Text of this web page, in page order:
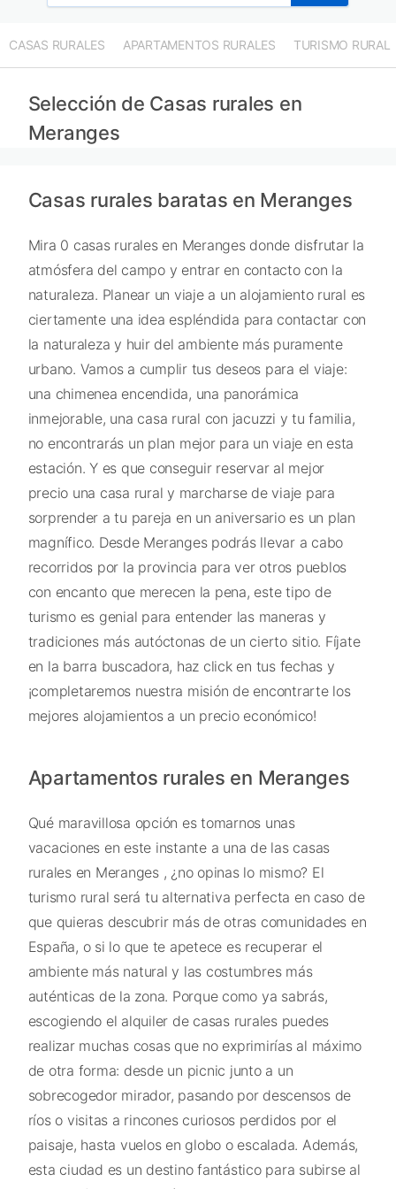
CASAS RURALES APARTAMENTOS RURALES TURISMO RURAL
Selección de Casas rurales en
Meranges
Casas rurales baratas en Meranges
Mira 0 casas rurales en Meranges donde disfrutar la
atmósfera del campo y entrar en contacto con la
naturaleza. Planear un viaje a un alojamiento rural es
ciertamente una idea espléndida para contactar con
la naturaleza y huir del ambiente más puramente
urbano. Vamos a cumplir tus deseos para el viaje:
una chimenea encendida, una panorámica
inmejorable, una casa rural con jacuzzi y tu familia,
no encontrarás un plan mejor para un viaje en esta
estación. Y es que conseguir reservar al mejor
precio una casa rural y marcharse de viaje para
sorprender a tu pareja en un aniversario es un plan
magnífico. Desde Meranges podrás llevar a cabo
recorridos por la provincia para ver otros pueblos
con encanto que merecen la pena, este tipo de
turismo es genial para entender las maneras y
tradiciones más autóctonas de un cierto sitio. Fíjate
en la barra buscadora, haz click en tus fechas y
¡completaremos nuestra misión de encontrarte los
mejores alojamientos a un precio económico!
Apartamentos rurales en Meranges
Qué maravillosa opción es tomarnos unas
vacaciones en este instante a una de las casas
rurales en Meranges , ¿no opinas lo mismo? El
turismo rural será tu alternativa perfecta en caso de
que quieras descubrir más de otras comunidades en
España, o si lo que te apetece es recuperar el
ambiente más natural y las costumbres más
auténticas de la zona. Porque como ya sabrás,
escogiendo el alquiler de casas rurales puedes
realizar muchas cosas que no exprimirías al máximo
de otra forma: desde un picnic junto a un
sobrecogedor mirador, pasando por descensos de
ríos o visitas a rincones curiosos perdidos por el
paisaje, hasta vuelos en globo o escalada. Además,
esta ciudad es un destino fantástico para subirse al